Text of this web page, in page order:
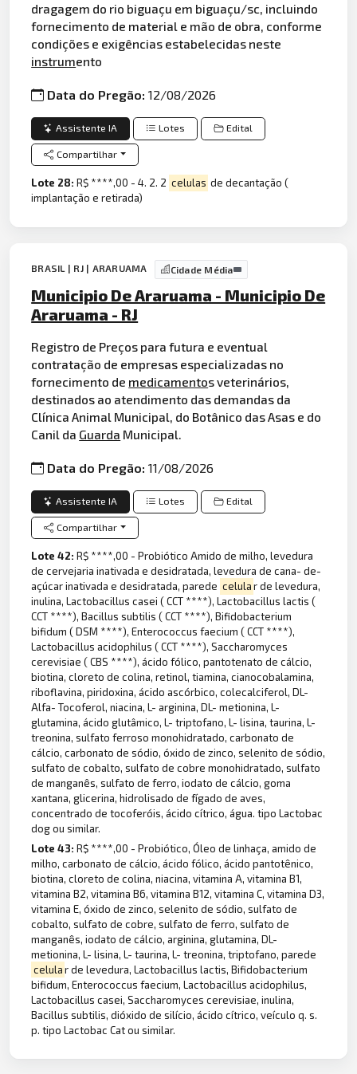
dragagem do rio biguaçu em biguaçu/sc, incluindo
fornecimento de material e mão de obra, conforme
condições e exigências estabelecidas neste
instrumento
Data do Pregão:12/08/2026
Assistente IA Lotes Edital
Compartilhar
Lote 28:R$ ****,00 - 4. 2. 2 celulas de decantação (
implantação e retirada)
BRASIL | RJ | ARARUAMA Cidade Média
Municipio De Araruama - Municipio De
Araruama - RJ
Registro de Preços para futura e eventual
contratação de empresas especializadas no
fornecimento de medicamentos veterinários,
destinados ao atendimento das demandas da
Clínica Animal Municipal, do Botânico das Asas e do
Canil da Guarda Municipal.
Data do Pregão:11/08/2026
Assistente IA Lotes Edital
Compartilhar
Lote 42:R$ ****,00 - Probiótico Amido de milho, levedura
de cervejaria inativada e desidratada, levedura de cana- de-
açúcar inativada e desidratada, parede celular de levedura,
inulina, Lactobacillus casei ( CCT ****), Lactobacillus lactis (
CCT ****), Bacillus subtilis ( CCT ****), Bifidobacterium
bifidum ( DSM ****), Enterococcus faecium ( CCT ****),
Lactobacillus acidophilus ( CCT ****), Saccharomyces
cerevisiae ( CBS ****), ácido fólico, pantotenato de cálcio,
biotina, cloreto de colina, retinol, tiamina, cianocobalamina,
riboflavina, piridoxina, ácido ascórbico, colecalciferol, DL-
Alfa- Tocoferol, niacina, L- arginina, DL- metionina, L-
glutamina, ácido glutâmico, L- triptofano, L- lisina, taurina, L-
treonina, sulfato ferroso monohidratado, carbonato de
cálcio, carbonato de sódio, óxido de zinco, selenito de sódio,
sulfato de cobalto, sulfato de cobre monohidratado, sulfato
de manganês, sulfato de ferro, iodato de cálcio, goma
xantana, glicerina, hidrolisado de fígado de aves,
concentrado de tocoferóis, ácido cítrico, água. tipo Lactobac
dog ou similar.
Lote 43:R$ ****,00 - Probiótico, Óleo de linhaça, amido de
milho, carbonato de cálcio, ácido fólico, ácido pantotênico,
biotina, cloreto de colina, niacina, vitamina A, vitamina B1,
vitamina B2, vitamina B6, vitamina B12, vitamina C, vitamina D3,
vitamina E, óxido de zinco, selenito de sódio, sulfato de
cobalto, sulfato de cobre, sulfato de ferro, sulfato de
manganês, iodato de cálcio, arginina, glutamina, DL-
metionina, L- lisina, L- taurina, L- treonina, triptofano, parede
celular de levedura, Lactobacillus lactis, Bifidobacterium
bifidum, Enterococcus faecium, Lactobacillus acidophilus,
Lactobacillus casei, Saccharomyces cerevisiae, inulina,
Bacillus subtilis, dióxido de silício, ácido cítrico, veículo q. s.
p. tipo Lactobac Cat ou similar.